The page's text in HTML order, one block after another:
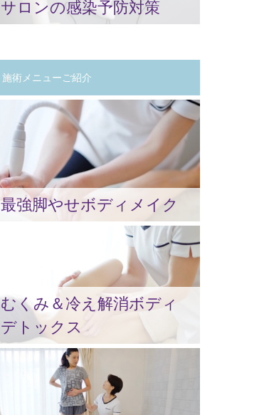
サロンの感染予防対策
施術メニューご紹介
最強脚やせボディメイク
むくみ＆冷え解消ボディ
デトックス